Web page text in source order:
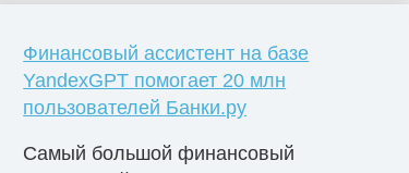
Финансовый ассистент на базе
YandexGPT помогает 20 млн
пользователей Банки.ру
Самый большой финансовый